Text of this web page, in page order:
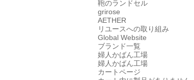
鞄のランドセル
grirose
AETHER
リユースへの取り組み
Global Website
ブランド一覧
婦人かばん工場
婦人かばん工場
カートページ